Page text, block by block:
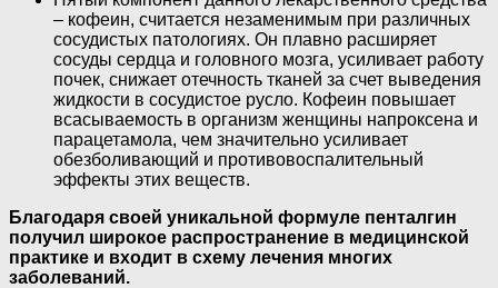
– кофеин, считается незаменимым при различных
сосудистых патологиях. Он плавно расширяет
сосуды сердца и головного мозга, усиливает работу
почек, снижает отечность тканей за счет выведения
жидкости в сосудистое русло. Кофеин повышает
всасываемость в организм женщины напроксена и
парацетамола, чем значительно усиливает
обезболивающий и противовоспалительный
эффекты этих веществ.
Благодаря своей уникальной формуле пенталгин
получил широкое распространение в медицинской
практике и входит в схему лечения многих
заболеваний.